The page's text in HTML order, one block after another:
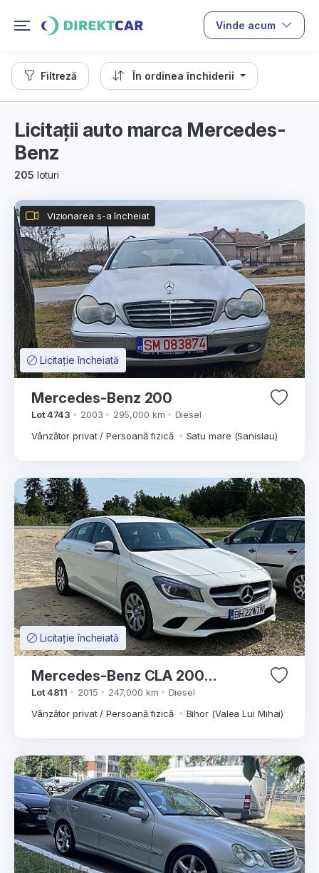
Vinde acum
Filtreză În ordinea închiderii
Licitații auto marca Mercedes-
Benz
205 loturi
Licitație încheiată
Vizionarea s-a încheiat
Mercedes-Benz 200
Lot 4743 2003 295,000 km
Diesel
Vânzător privat / Persoană fizică
Satu mare (Sanislau)
Licitație încheiată
Mercedes-Benz CLA 200
Shooting Brake
Lot 4811 2015 247,000 km
Diesel
Vânzător privat / Persoană fizică
Bihor (Valea Lui Mihai)